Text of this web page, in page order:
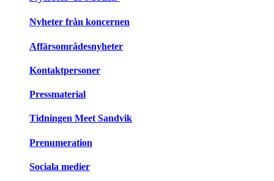
Nyheter från koncernen
Affärsområdesnyheter
Kontaktpersoner
Pressmaterial
Tidningen Meet Sandvik
Prenumeration
Sociala medier